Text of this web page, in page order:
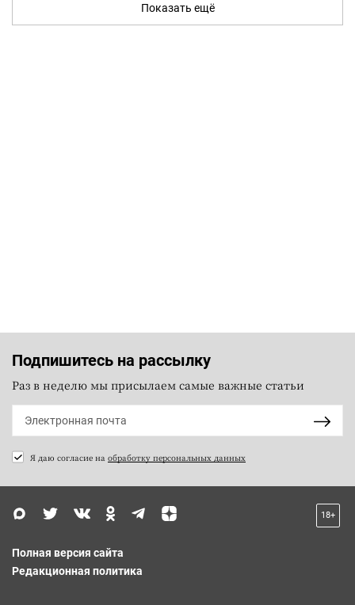
Показать ещё
Подпишитесь на рассылку
Раз в неделю мы присылаем самые важные статьи
Я даю согласие на обработку персональных данных
18+
Полная версия сайта
Редакционная политика